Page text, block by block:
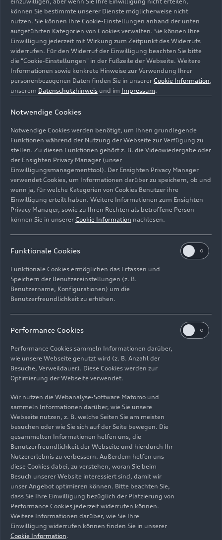
Audi A3 Sportback TFSI e
Bilder(18) Videos(2)
können Sie bestimmte unserer Dienste möglicherweise nicht
nutzen. Sie können Ihre Cookie-Einstellungen anhand der unten
aufgeführten Kategorien von Cookies verwalten. Sie können Ihre
Einwilligung jederzeit mit Wirkung zum Zeitpunkt des Widerrufs
widerrufen. Für den Widerruf der Einwilligung beachten Sie bitte
die "Cookie-Einstellungen" in der Fußzeile der Webseite. Weitere
Informationen sowie konkrete Hinweise zur Verwendung Ihrer
personenbezogenen Daten finden Sie in unserer Cookie Information,
unserem Datenschutzhinweis und im Impressum.
Notwendige Cookies
Notwendige Cookies werden benötigt, um Ihnen grundlegende
Funktionen während der Nutzung der Webseite zur Verfügung zu
stellen. Zu diesen Funktionen gehört z. B. die Videowiedergabe oder
der Ensighten Privacy Manager (unser
Einwilligungsmanagementtool). Der Ensighten Privacy Manager
verwendet Cookies, um Informationen darüber zu speichern, ob und
wenn ja, für welche Kategorien von Cookies Benutzer ihre
Einwilligung erteilt haben. Weitere Informationen zum Ensighten
Privacy Manager, sowie zu Ihren Rechten als betroffene Person
können Sie in unserer Cookie Information nachlesen.
Funktionale Cookies
Funktionale Cookies ermöglichen das Erfassen und
Speichern der Benutzereinstellungen (z. B.
Benutzername, Konfigurationen) um die
Benutzerfreundlichkeit zu erhöhen.
Performance Cookies
Performance Cookies sammeln Informationen darüber,
wie unsere Webseite genutzt wird (z. B. Anzahl der
Besuche, Verweildauer). Diese Cookies werden zur
Optimierung der Webseite verwendet.
Wir nutzen die Webanalyse-Software Matomo und
sammeln Informationen darüber, wie Sie unsere
Webseite nutzen, z. B. welche Seiten Sie am meisten
besuchen oder wie Sie sich auf der Seite bewegen. Die
gesammelten Informationen helfen uns, die
Benutzerfreundlichkeit der Webseite und hierdurch Ihr
Nutzererlebnis zu verbessern. Außerdem helfen uns
diese Cookies dabei, zu verstehen, woran Sie beim
Besuch unserer Website interessiert sind, damit wir
unser Angebot optimieren können. Bitte beachten Sie,
dass Sie Ihre Einwilligung bezüglich der Platzierung von
Performance Cookies jederzeit widerrufen können.
Weitere Informationen darüber, wie Sie Ihre
Einwilligung widerrufen können finden Sie in unserer
Cookie Information.